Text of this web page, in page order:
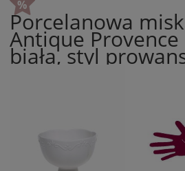
Porcelanowa
Antique Provence
biała, styl